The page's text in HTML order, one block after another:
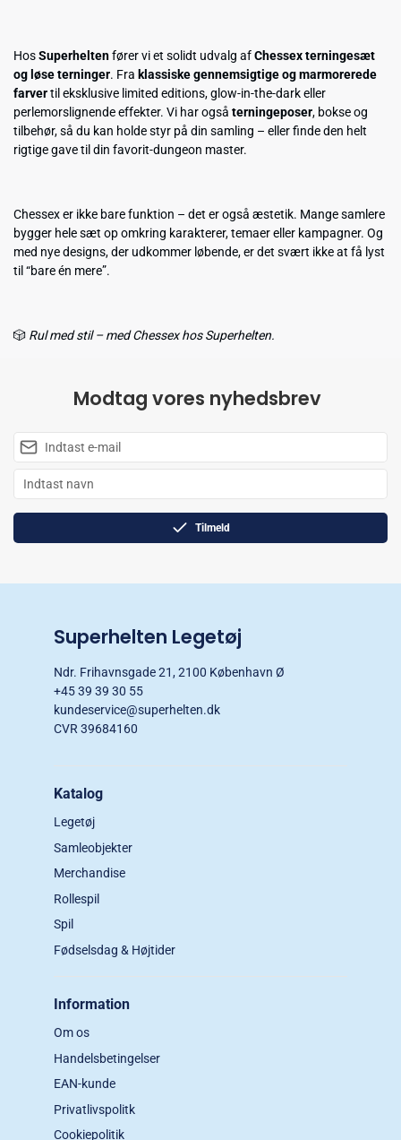
HosSuperheltenfører vi et solidt udvalg afChessex terningesæt
og løse terninger. Fra klassiske gennemsigtige og marmorerede
farvertil eksklusive limited editions, glow-in-the-dark eller
perlemorslignende effekter. Vi har også terningeposer, bokse og
tilbehør, så du kan holde styr på din samling – eller finde den helt
rigtige gave til din favorit-dungeon master.
Chessex er ikke bare funktion – det er også æstetik. Mange samlere
bygger hele sæt op omkring karakterer, temaer eller kampagner. Og
med nye designs, der udkommer løbende, er det svært ikke at få lyst
til “bare én mere”.
🎲 Rul med stil – med Chessex hos Superhelten.
Modtag vores nyhedsbrev
Tilmeld
Superhelten Legetøj
Ndr. Frihavnsgade 21, 2100 København Ø
+45 39 39 30 55
kundeservice@superhelten.dk
CVR 39684160
Katalog
Legetøj
Samleobjekter
Merchandise
Rollespil
Spil
Fødselsdag & Højtider
Information
Om os
Handelsbetingelser
EAN-kunde
Privatlivspolitk
Cookiepolitik